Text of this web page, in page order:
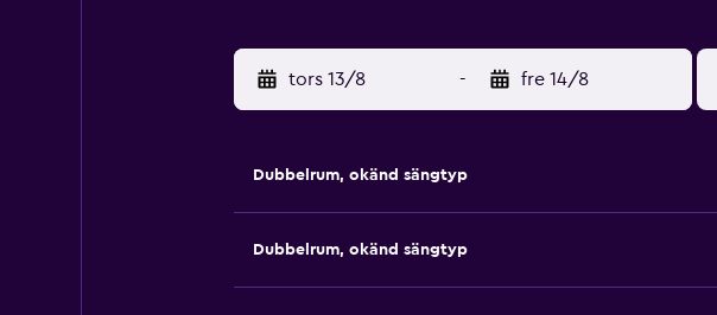
tors 13/8 - fre 14/8
Dubbelrum, okänd sängtyp
Dubbelrum, okänd sängtyp